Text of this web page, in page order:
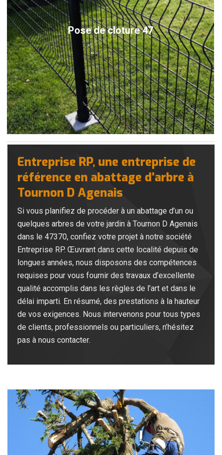
Pose de cloture 47
Entreprise RP, une entreprise de
référence en abattage d’arbre à
Tournon D Agenais
Si vous planifiez de procéder à un abattage d’un ou
quelques arbres de votre jardin à Tournon D Agenais
dans le 47370, confiez votre projet à notre société
Entreprise RP. Œuvrant dans cette localité depuis de
longues années, nous disposons des compétences
requises pour vous fournir des travaux d’excellente
qualité accomplis dans les règles de l’art et dans le
délai imparti. En résumé, des prestations à la hauteur
de vos exigences. Nous intervenons pour tous types
de clients, professionnels ou particuliers, n’hésitez
pas à nous contacter.